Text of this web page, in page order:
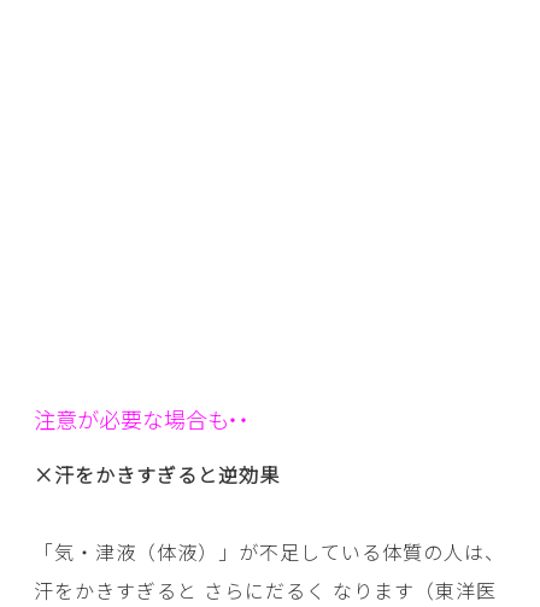
注意が必要な場合も・・
×汗をかきすぎると逆効果
「気・津液（体液）」が不足している体質の人は、
汗をかきすぎると さらにだるく なります（東洋医